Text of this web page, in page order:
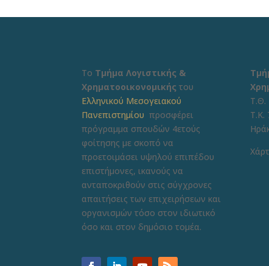
Το Τμήμα Λογιστικής &
Χρηματοοικονομικήςτου
Ελληνικού Μεσογειακού
Πανεπιστημίου προσφέρει
πρόγραμμα σπουδών 4ετούς
φοίτησης με σκοπό να
προετοιμάσει υψηλού επιπέδου
επιστήμονες, ικανούς να
ανταποκριθούν στις σύγχρονες
απαιτήσεις των επιχειρήσεων και
οργανισμών τόσο στον ιδιωτικό
όσο και στον δημόσιο τομέα.
Τ.Θ.
Τ.Κ.